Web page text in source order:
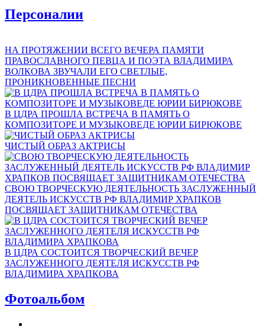
Персоналии
НА ПРОТЯЖЕНИИ ВСЕГО ВЕЧЕРА ПАМЯТИ
ПРАВОСЛАВНОГО ПЕВЦА И ПОЭТА ВЛАДИМИРА
ВОЛКОВА ЗВУЧАЛИ ЕГО СВЕТЛЫЕ,
ПРОНИКНОВЕННЫЕ ПЕСНИ
В ЦДРА ПРОШЛА ВСТРЕЧА В ПАМЯТЬ О
КОМПОЗИТОРЕ И МУЗЫКОВЕДЕ ЮРИИ БИРЮКОВЕ
ЧИСТЫЙ ОБРАЗ АКТРИСЫ
СВОЮ ТВОРЧЕСКУЮ ДЕЯТЕЛЬНОСТЬ ЗАСЛУЖЕННЫЙ
ДЕЯТЕЛЬ ИСКУССТВ РФ ВЛАДИМИР ХРАПКОВ
ПОСВЯЩАЕТ ЗАЩИТНИКАМ ОТЕЧЕСТВА
В ЦДРА СОСТОИТСЯ ТВОРЧЕСКИЙ ВЕЧЕР
ЗАСЛУЖЕННОГО ДЕЯТЕЛЯ ИСКУССТВ РФ
ВЛАДИМИРА ХРАПКОВА
Фотоальбом